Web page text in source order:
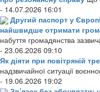
- 14.07.2026 16:01
Другий паспорт у
найшвидше отримати
набуття громадянства
- 23.06.2026 09:10
Як діяти при повітряній
надзвичайної ситуації
- 19.06.2026 19:02